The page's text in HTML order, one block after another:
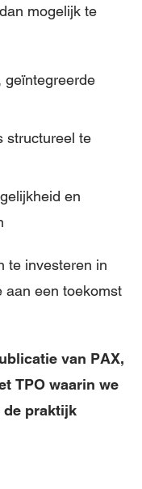
mogelijk te
geïntegreerde
structureel te
en
te investeren in
aan een toekomst
van PAX,
TPO waarin we
de praktijk